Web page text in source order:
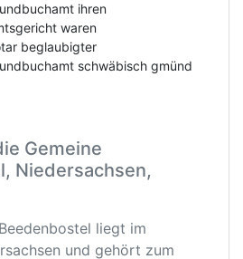
ihren
waren
beglaubigter
schwäbisch gmünd
Gemeine
Niedersachsen,
liegt im
und gehört zum